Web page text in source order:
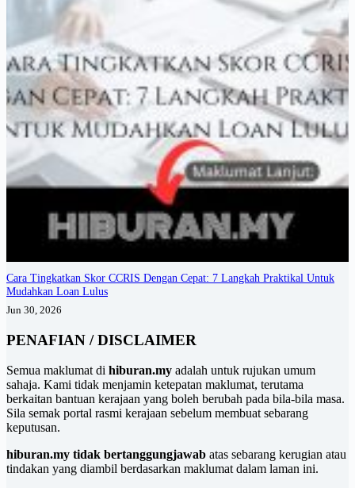
Cara Tingkatkan Skor CCRIS Dengan Cepat: 7 Langkah Praktikal Untuk
Mudahkan Loan Lulus
Jun 30, 2026
PENAFIAN / DISCLAIMER
Semua maklumat di hiburan.my adalah untuk rujukan umum
sahaja. Kami tidak menjamin ketepatan maklumat, terutama
berkaitan bantuan kerajaan yang boleh berubah pada bila-bila masa.
Sila semak portal rasmi kerajaan sebelum membuat sebarang
keputusan.
hiburan.my tidak bertanggungjawab atas sebarang kerugian atau
tindakan yang diambil berdasarkan maklumat dalam laman ini.